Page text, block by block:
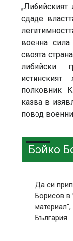
сдаде
военна
своята
либийски
полковник
казва в
повод
Бойко
Да си
Борисов в
България.